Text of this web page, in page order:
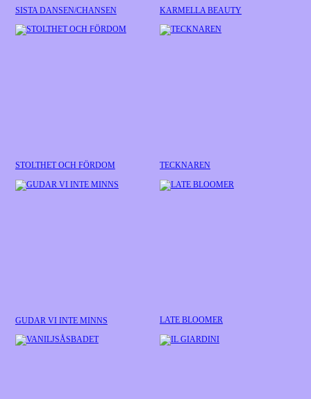
SISTA DANSEN/CHANSEN KARMELLA BEAUTY
STOLTHET OCH FÖRDOM TECKNAREN
GUDAR VI INTE MINNS LATE BLOOMER